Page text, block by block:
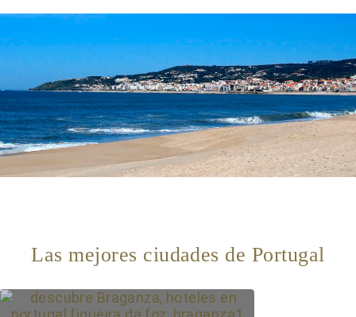
Las mejores ciudades de Portugal